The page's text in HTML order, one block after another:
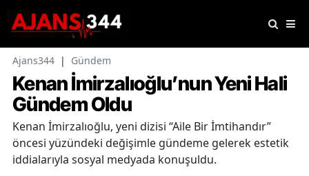
Ajans344 | Gündem
Kenan İmirzalıoğlu’nun Yeni Hali
Gündem Oldu
Kenan İmirzalıoğlu, yeni dizisi “Aile Bir İmtihandır”
öncesi yüzündeki değişimle gündeme gelerek estetik
iddialarıyla sosyal medyada konuşuldu.